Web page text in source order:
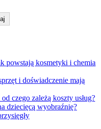
powstają kosmetyki i chemia
i doświadczenie mają
czego zależą koszty usług?
dziecięcą wyobraźnię?